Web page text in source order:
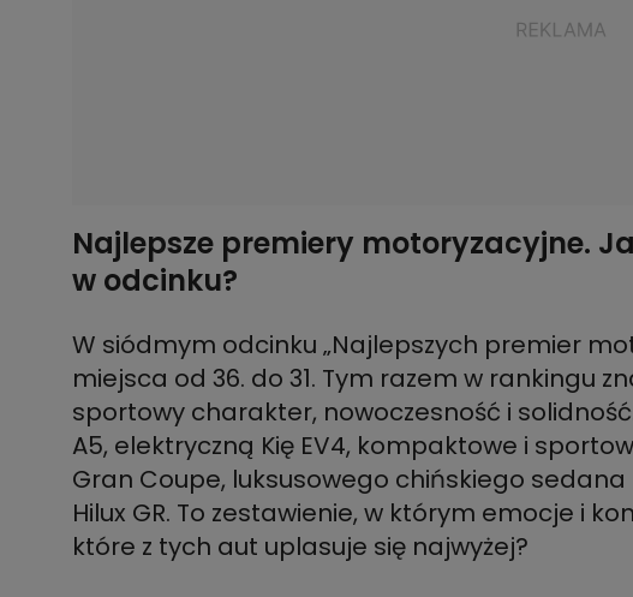
Najlepsze premiery motoryzacyjne.
w odcinku?
W siódmym odcinku „Najlepszych premier
miejsca od 36. do 31. Tym razem w rankingu
sportowy charakter, nowoczesność i
A5, elektryczną Kię EV4, kompaktowe i
Gran Coupe, luksusowego chińskiego
Hilux GR. To zestawienie, w którym emocje i